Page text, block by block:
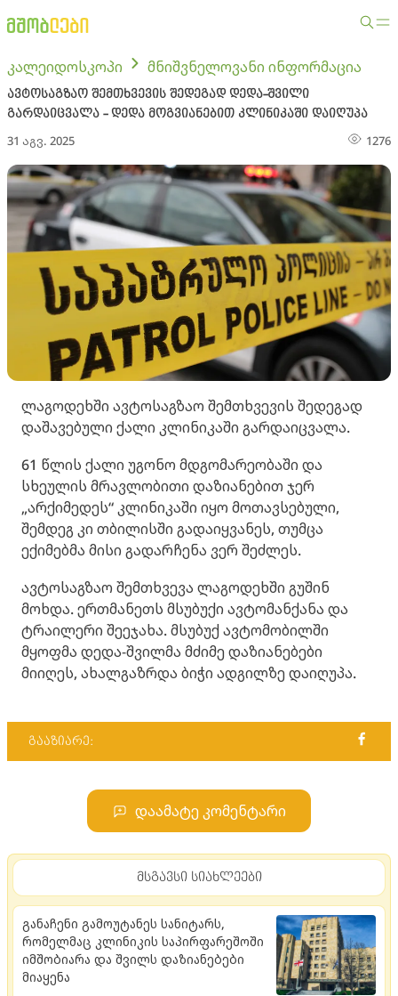
კალეიდოსკოპი მნიშვნელოვანი ინფორმაცია
ავტოსაგზაო შემთხვევის შედეგად დედა-შვილი
გარდაიცვალა - დედა მოგვიანებით კლინიკაში დაიღუპა
31 აგვ. 2025 1276
ლაგოდეხში ავტოსაგზაო შემთხვევის შედეგად
დაშავებული ქალი კლინიკაში გარდაიცვალა.
61 წლის ქალი უგონო მდგომარეობაში და
სხეულის მრავლობითი დაზიანებით ჯერ
„არქიმედეს“ კლინიკაში იყო მოთავსებული,
შემდეგ კი თბილისში გადაიყვანეს, თუმცა
ექიმებმა მისი გადარჩენა ვერ შეძლეს.
ავტოსაგზაო შემთხვევა ლაგოდეხში გუშინ
მოხდა. ერთმანეთს მსუბუქი ავტომანქანა და
ტრაილერი შეეჯახა. მსუბუქ ავტომობილში
მყოფმა დედა-შვილმა მძიმე დაზიანებები
მიიღეს, ახალგაზრდა ბიჭი ადგილზე დაიღუპა.
გააზიარე:
დაამატე კომენტარი
მსგავსი სიახლეები
განაჩენი გამოუტანეს სანიტარს,
რომელმაც კლინიკის საპირფარეშოში
იმშობიარა და შვილს დაზიანებები
მიაყენა